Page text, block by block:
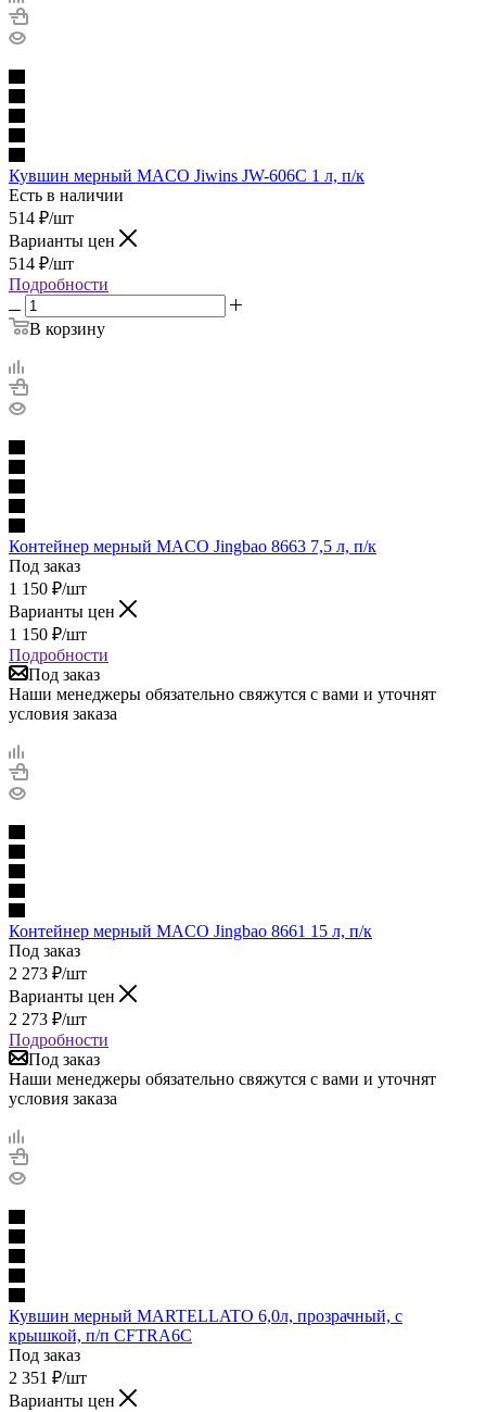
Кувшин мерный MACO Jiwins JW-606C 1 л, п/к
Есть в наличии
514 ₽/шт
Варианты цен
514 ₽/шт
Подробности
В корзину
Контейнер мерный MACO Jingbao 8663 7,5 л, п/к
Под заказ
1 150 ₽/шт
Варианты цен
1 150 ₽/шт
Подробности
Под заказ
Наши менеджеры обязательно свяжутся с вами и уточнят
условия заказа
Контейнер мерный MACO Jingbao 8661 15 л, п/к
Под заказ
2 273 ₽/шт
Варианты цен
2 273 ₽/шт
Подробности
Под заказ
Наши менеджеры обязательно свяжутся с вами и уточнят
условия заказа
Кувшин мерный MARTELLATO 6,0л, прозрачный, с
крышкой, п/п CFTRA6C
Под заказ
2 351 ₽/шт
Варианты цен